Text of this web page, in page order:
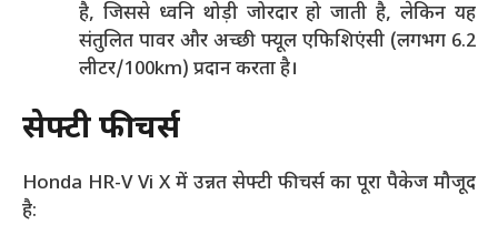
है, जिससे ध्वनि थोड़ी जोरदार हो जाती है, लेकिन यह
संतुलित पावर और अच्छी फ्यूल एफिशिएंसी (लगभग 6.2
लीटर/100km) प्रदान करता है।
सेफ्टी फीचर्स
Honda HR-V Vi X में उन्नत सेफ्टी फीचर्स का पूरा पैकेज मौजूद
है: